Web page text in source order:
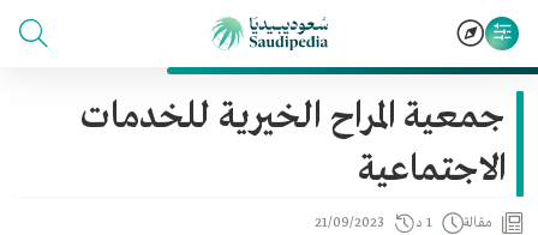
جمعية المراح الخيرية للخدمات
الاجتماعية
مقالة 1 د 21/09/2023